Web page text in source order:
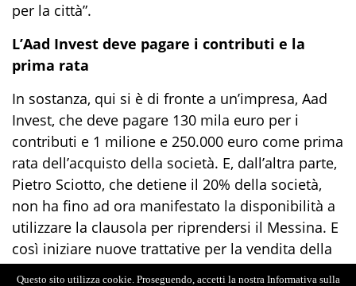
per la città”.
L’Aad Invest deve pagare i contributi e la
prima rata
In sostanza, qui si è di fronte a un’impresa, Aad
Invest, che deve pagare 130 mila euro per i
contributi e 1 milione e 250.000 euro come prima
rata dell’acquisto della società. E, dall’altra parte,
Pietro Sciotto, che detiene il 20% della società,
non ha fino ad ora manifestato la disponibilità a
utilizzare la clausola per riprendersi il Messina. E
così iniziare nuove trattative per la vendita della
squadra.
Questo sito utilizza cookie. Proseguendo, accetti la nostra Informativa sulla